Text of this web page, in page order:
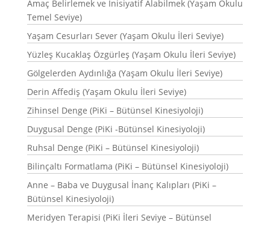
Amaç Belirlemek ve İnisiyatif Alabilmek (Yaşam Okulu
Temel Seviye)
Yaşam Cesurları Sever (Yaşam Okulu İleri Seviye)
Yüzleş Kucaklaş Özgürleş (Yaşam Okulu İleri Seviye)
Gölgelerden Aydınlığa (Yaşam Okulu İleri Seviye)
Derin Affediş (Yaşam Okulu İleri Seviye)
Zihinsel Denge (PiKi – Bütünsel Kinesiyoloji)
Duygusal Denge (PiKi -Bütünsel Kinesiyoloji)
Ruhsal Denge (PiKi – Bütünsel Kinesiyoloji)
Bilinçaltı Formatlama (PiKi – Bütünsel Kinesiyoloji)
Anne – Baba ve Duygusal İnanç Kalıpları (PiKi –
Bütünsel Kinesiyoloji)
Meridyen Terapisi (PiKi İleri Seviye – Bütünsel